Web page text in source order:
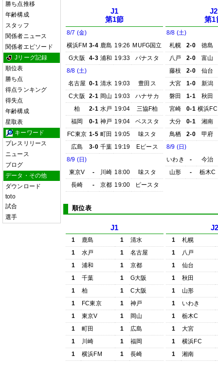
勝ち点推移
年齢構成
スタッフ
関係者ニュース
関係者エピソード
Jリーグ記録
順位表
勝ち点
得点ランキング
得失点
年齢構成
星取表
キーワード
プレスリリース
ニュース
ブログ
データ・その他
ダウンロード
toto
試合
選手
J1
第1節
8/7 (金)
横浜FM 3-4 鹿島 19:26 MUFG国立
G大阪
4-3 浦和 19:33
パナスタ
8/8 (土)
名古屋 0-1 清水 19:03
豊田ス
C大阪
2-1 岡山 19:03
ハナサカ
柏
2-1 水戸 19:04
三協F柏
福岡
0-1 神戸 19:04
ベススタ
FC東京 1-5 町田 19:05
味スタ
広島
3-0 千葉 19:19
Eピース
8/9 (日)
東京V
- 川崎 18:00
味スタ
長崎
- 京都 19:00 ピースタ
J2
第1
8/8 (土)
札幌
2-0
徳島
八戸
2-0
富山
藤枝
2-0
仙台
大宮
1-0
新潟
磐田
1-1
秋田
宮崎
0-1 横浜FC
大分
0-1
湘南
鳥栖
2-0
甲府
8/9 (日)
いわき
-
今治
山形
- 栃木C
順位表
J1
1 鹿島 1
清水
1
水戸 1
名古屋
1
浦和 1
京都
1
千葉 1
G大阪
1
柏 1
C大阪
1
FC東京 1
神戸
1
東京V 1
岡山
1
町田 1
広島
1
川崎 1
福岡
1
横浜FM 1 長崎
1
札幌
1
八戸
1
仙台
1
秋田
1
山形
1
いわき
1
栃木C
1
大宮
1
横浜FC
1
湘南